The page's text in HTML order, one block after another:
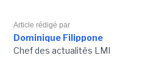
Article rédigé par
Dominique Filippone
Chef des actualités LMI